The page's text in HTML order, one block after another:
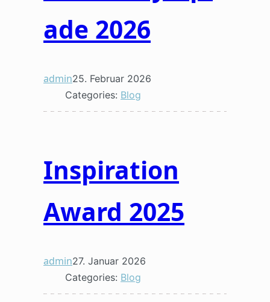
ade 2026
admin25. Februar 2026
Categories: Blog
Inspiration
Award 2025
admin27. Januar 2026
Categories: Blog